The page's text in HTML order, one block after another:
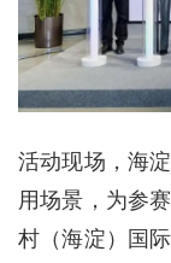
活动现场，海
用场景，为参
村（海淀）国